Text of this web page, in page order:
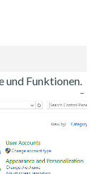
und Funktionen.